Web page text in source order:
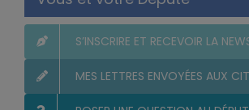
S’INSCRIRE ET RECEVOIR LA
MES LETTRES ENVOYÉES AUX